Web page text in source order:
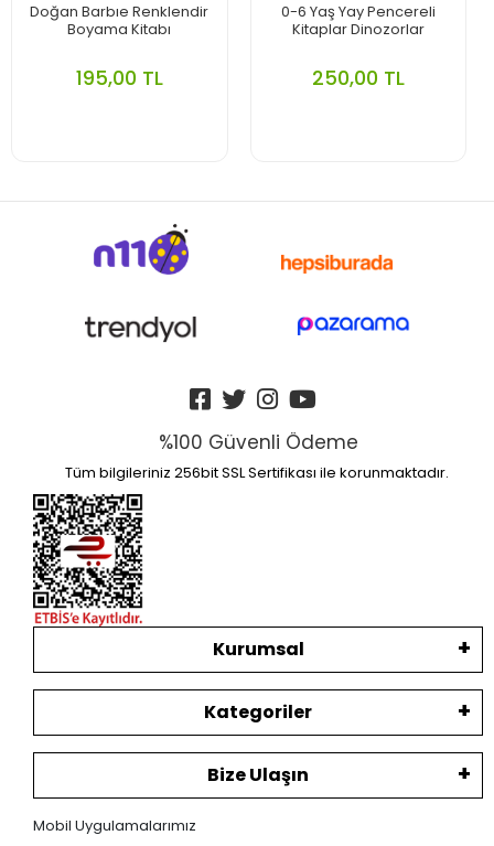
Doğan Barbıe Renklendir
Boyama Kitabı
195,00 TL
0-6 Yaş Yay Pencereli
Kitaplar Dinozorlar
250,00 TL
%100 Güvenli Ödeme
Tüm bilgileriniz 256bit SSL Sertifikası ile korunmaktadır.
Kurumsal
Kategoriler
Bize Ulaşın
Mobil Uygulamalarımız